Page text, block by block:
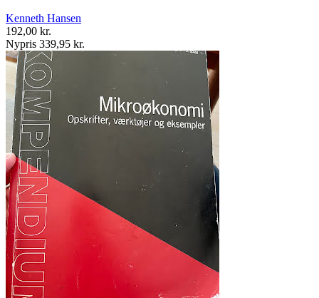
Kenneth Hansen
192,00 kr.
Nypris 339,95 kr.